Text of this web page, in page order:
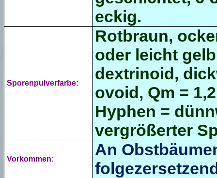
eckig.
Sporenpulverfarbe:
Rotbraun,
oder leicht
dextrinoid,
ovoid, Qm =
Hyphen =
vergrößerter
Vorkommen:
An